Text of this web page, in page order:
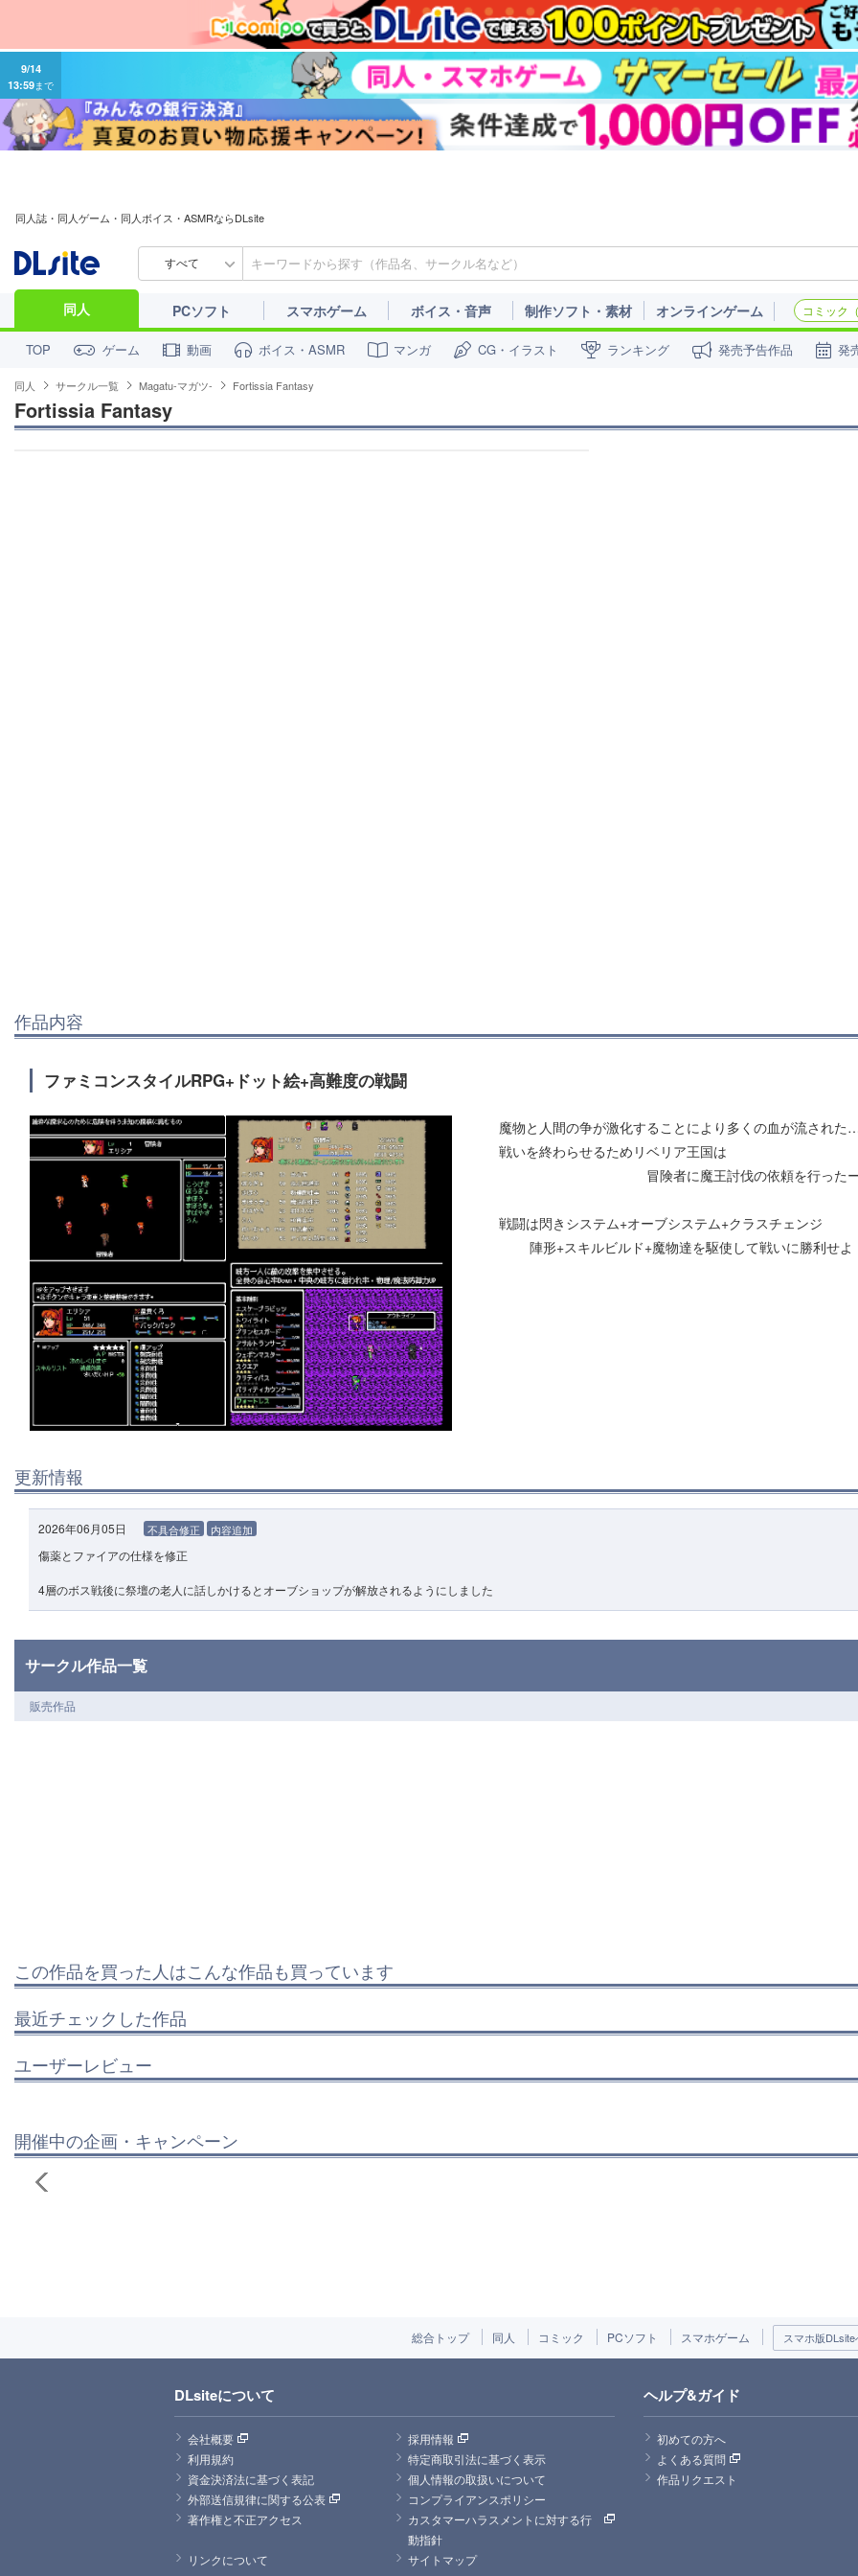
9/14
13:59まで
同人誌・同人ゲーム・同人ボイス・ASMRならDLsite
すべて
同人 PCソフト スマホゲーム ボイス・音声 制作ソフト・素材 オンラインゲーム コミック
TOP ゲーム 動画 ボイス・ASMR マンガ CG・イラスト ランキング 発売予告作品 発
同人 サークル一覧 Magatu-マガツ- Fortissia Fantasy
Fortissia Fantasy
作品内容
ファミコンスタイルRPG+ドット絵+高難度の戦闘
魔物と人間の争が激化することにより多くの血が流さ
戦いを終わらせるためリベリア王国は
冒険者に魔王討伐の依頼を行ったーー
戦闘は閃きシステム+オーブシステム+クラスチェンジ
陣形+スキルビルド+魔物達を駆使して戦いに勝利せよ
更新情報
2026年06月05日 不具合修正 内容追加
傷薬とファイアの仕様を修正
4層のボス戦後に祭壇の老人に話しかけるとオーブショップが解放されるようにしました
サークル作品一覧
販売作品
この作品を買った人はこんな作品も買っています
最近チェックした作品
ユーザーレビュー
開催中の企画・キャンペーン
総合トップ 同人 コミック PCソフト スマホゲーム スマホ版DLsite
DLsiteについて
会社概要
採用情報
利用規約
特定商取引法に基づく表示
資金決済法に基づく表記
個人情報の取扱いについて
外部送信規律に関する公表
コンプライアンスポリシー
著作権と不正アクセス
カスタマーハラスメントに対する行
動指針
リンクについて
サイトマップ
ヘルプ&ガイド
初めての方へ
よくある質問
作品リクエスト